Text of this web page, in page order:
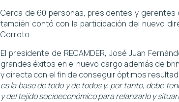
Cerca de 60 personas, presidentes y gerentes
también contó con la participación del nuevo
Corroto.
El presidente de RECAMDER, José Juan
grandes éxitos en el nuevo cargo además de
y directa con el fin de conseguir óptimos
es la base de todo y de todos y, por tanto, debe
y del tejido socioeconómico para relanzarlo y